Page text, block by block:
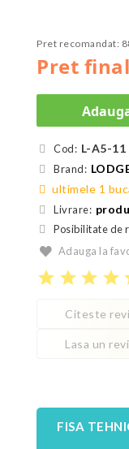
Pret
Pret recomandat:
Cod: L-A5-11
Brand:
ultimele 1
Livrare:
Posibilitate de
Adauga la
star star star star
Citeste
Lasa un
FISA